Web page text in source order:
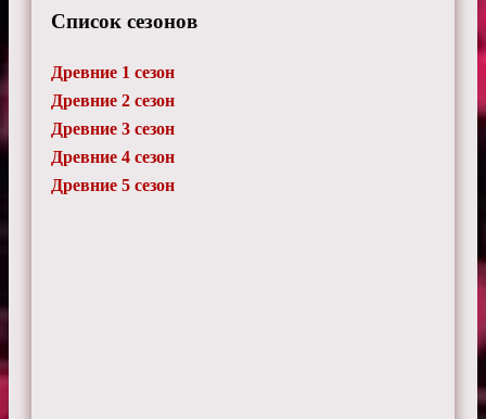
Список сезонов
Древние 1 сезон
Древние 2 сезон
Древние 3 сезон
Древние 4 сезон
Древние 5 сезон